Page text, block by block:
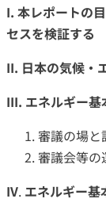
I. 本レポートの
セスを検証する
II. 日本の気候・
III. エネルギー基
審議の場と
審議会等の
IV. エネルギー基